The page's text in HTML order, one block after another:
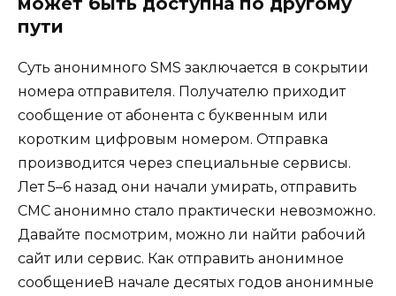
пути
Суть анонимного SMS заключается в сокрытии
номера отправителя. Получателю приходит
сообщение от абонента с буквенным или
коротким цифровым номером. Отправка
производится через специальные сервисы.
Лет 5–6 назад они начали умирать, отправить
СМС анонимно стало практически невозможно.
Давайте посмотрим, можно ли найти рабочий
сайт или сервис. Как отправить анонимное
сообщениеВ начале десятых годов анонимные